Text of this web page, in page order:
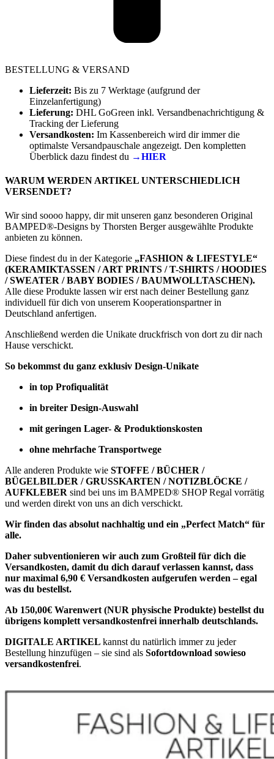
BESTELLUNG & VERSAND
Lieferzeit: Bis zu 7 Werktage (aufgrund der
Einzelanfertigung)
Lieferung: DHL GoGreen inkl. Versandbenachrichtigung &
Tracking der Lieferung
Versandkosten: Im Kassenbereich wird dir immer die
optimalste Versandpauschale angezeigt. Den kompletten
Überblick dazu findest du →HIER
WARUM WERDEN ARTIKEL UNTERSCHIEDLICH
VERSENDET?
Wir sind soooo happy, dir mit unseren ganz besonderen Original
BAMPED®-Designs by Thorsten Berger ausgewählte Produkte
anbieten zu können.
Diese findest du in der Kategorie „FASHION & LIFESTYLE“
(KERAMIKTASSEN / ART PRINTS / T-SHIRTS / HOODIES
/ SWEATER / BABY BODIES / BAUMWOLLTASCHEN).
Alle diese Produkte lassen wir erst nach deiner Bestellung ganz
individuell für dich von unserem Kooperationspartner in
Deutschland anfertigen.
Anschließend werden die Unikate druckfrisch von dort zu dir nach
Hause verschickt.
So bekommst du ganz exklusiv Design-Unikate
in top Profiqualität
in breiter Design-Auswahl
mit geringen Lager- & Produktionskosten
ohne mehrfache Transportwege
Alle anderen Produkte wie STOFFE / BÜCHER /
BÜGELBILDER / GRUSSKARTEN / NOTIZBLÖCKE /
AUFKLEBER sind bei uns im BAMPED® SHOP Regal vorrätig
und werden direkt von uns an dich verschickt.
Wir finden das absolut nachhaltig und ein „Perfect Match“ für
alle.
Daher subventionieren wir auch zum Großteil für dich die
Versandkosten, damit du dich darauf verlassen kannst, dass
nur maximal 6,90 € Versandkosten aufgerufen werden – egal
was du bestellst.
Ab 150,00€ Warenwert (NUR physische Produkte) bestellst du
übrigens komplett versandkostenfrei innerhalb deutschlands.
DIGITALE ARTIKEL kannst du natürlich immer zu jeder
Bestellung hinzufügen – sie sind als Sofortdownload sowieso
versandkostenfrei.